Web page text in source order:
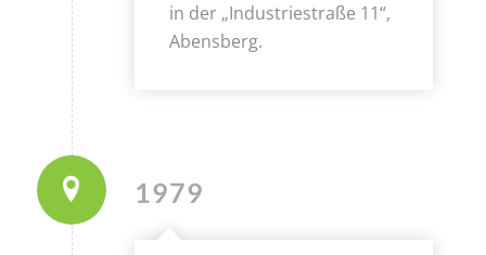
in der „Industriestraße 11“,
Abensberg.
1979